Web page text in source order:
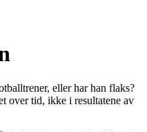
eller har han flaks?
over tid, ikke i resultatene av